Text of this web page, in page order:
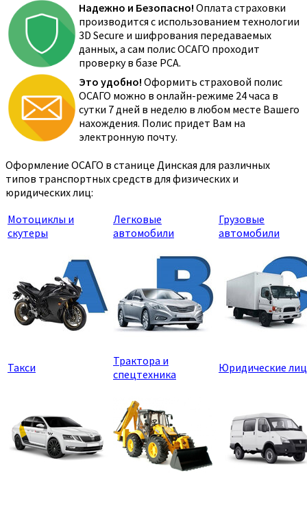
Надежно и Безопасно! Оплата страховки
производится с использованием технологии
3D Secure и шифрования передаваемых
данных, а сам полис ОСАГО проходит
проверку в базе РСА.
Это удобно! Оформить страховой полис
ОСАГО можно в онлайн-режиме 24 часа в
сутки 7 дней в неделю в любом месте Вашего
нахождения. Полис придет Вам на
электронную почту.
Оформление ОСАГО в станице Динская для различных
типов транспортных средств для физических и
юридических лиц:
Мотоциклы и
скутеры
Легковые
автомобили
Грузовые
автомобили
Такси
Трактора и
спецтехника
Юридические